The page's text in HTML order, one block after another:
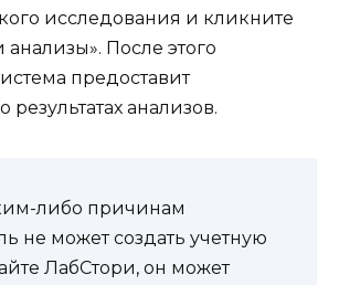
исследования и кликните
анализы». После этого
предоставит
анализов.
либо причинам
не может создать учетную
ЛабСтори, он может